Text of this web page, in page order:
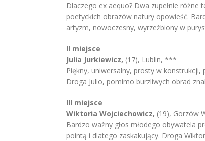
Dlaczego ex aequo? Dwa zupełnie
poetyckich obrazów natury opowieść.
artyzm, nowoczesny, wyrzeźbiony w
II miejsce
Julia Jurkiewicz, (17), Lublin, ***
Piękny, uniwersalny, prosty w
Droga Julio, pomimo burzliwych obrad
III miejsce
Wiktoria Wojciechowicz, (19), Gorzów
Bardzo ważny głos młodego obywatela
pointą i dlatego zaskakujący. Droga